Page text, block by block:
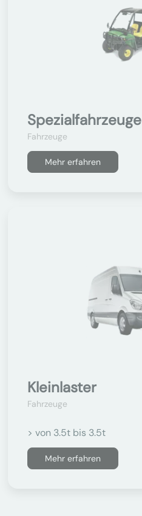
Spezialfahrzeuge
Fahrzeuge
Mehr erfahren
Kleinlaster
Fahrzeuge
> von 3.5t bis 3.5t
Mehr erfahren